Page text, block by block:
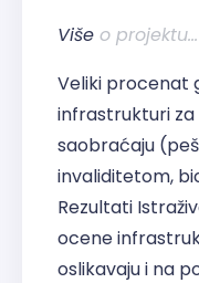
Više o projektu...
Veliki procenat
infrastrukturi za
saobraćaju
invaliditetom,
Rezultati
ocene
oslikavaju i na